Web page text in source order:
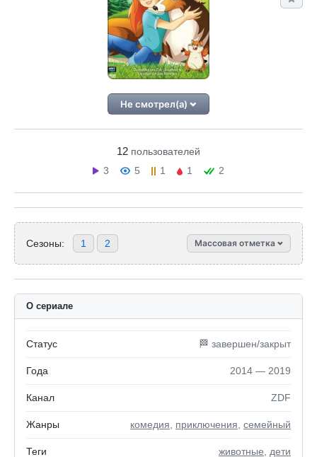
Не смотрел(а)
12 пользователей
3
5 1 1 2
Сезоны: 1 2 Массовая отметка
О сериале
Статус 🏁 завершен/закрыт
Года 2014 — 2019
Канал ZDF
Жанры комедия приключения семейный
Теги животные дети